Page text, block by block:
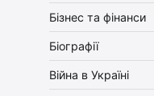
Бізнес та фінанси
Біографії
Війна в Україні